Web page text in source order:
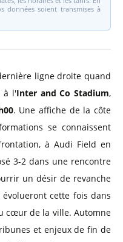
données soient transmises à
ligne droite quand
à l'Inter and Co Stadium,
. Une affiche de la côte
se connaissent
à Audi Field en
3-2 dans une rencontre
un désir de revanche
cette fois dans
cœur de la ville. Automne
et enjeux de fin de